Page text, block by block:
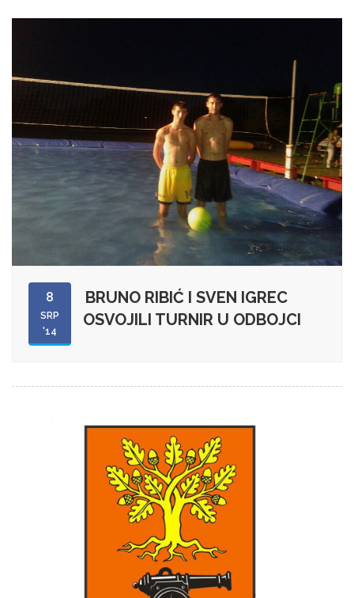
8
SRP
'14
BRUNO RIBIĆ I SVEN IGREC
OSVOJILI TURNIR U ODBOJCI